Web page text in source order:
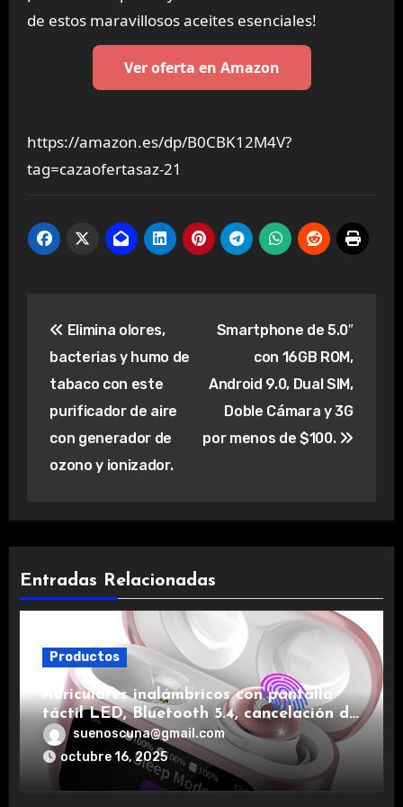
de estos maravillosos aceites esenciales!
Ver oferta en Amazon
https://amazon.es/dp/B0CBK12M4V?
tag=cazaofertasaz-21
de
entradas
Elimina olores,
bacterias y humo de
tabaco con este
purificador de aire
con generador de
ozono y ionizador.
Smartphone de 5.0″
con 16GB ROM,
Android 9.0, Dual SIM,
Doble Cámara y 3G
por menos de $100.
Entradas Relacionadas
Productos
Auriculares inalámbricos con pantalla
táctil LED, Bluetooth 5.4, cancelación de
ruido, impermeables y de larga duración.
suenoscuna@gmail.com
octubre 16, 2025